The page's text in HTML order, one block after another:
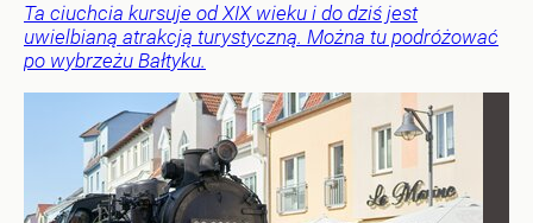
Ta ciuchcia kursuje od XIX wieku i do dziś jest
uwielbianą atrakcją turystyczną. Można tu podróżować
po wybrzeżu Bałtyku.